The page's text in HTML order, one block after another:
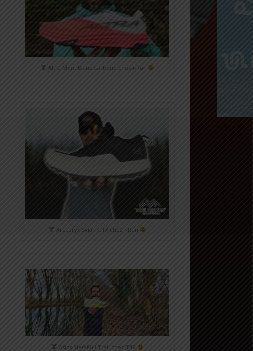
Altra Mont Blanc Carbone chez i-Run
Arc'teryx Sylan GTX chez i-Run
Asics MetaFuji Trail chez T4R